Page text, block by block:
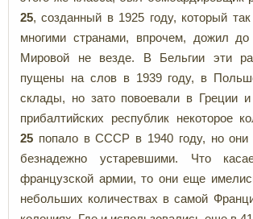
25, созданный в 1925 году, который
многими странами, впрочем, дожил
Мировой не везде. В Бельгии эти
пущены на слов в 1939 году, в
склады,
но зато повоевали в Греции
прибалтийских республик некоторое
25 попало в СССР в 1940 году, но они
безнадежно устаревшими. Что
французской армии, то они еще
небольших количествах в самой